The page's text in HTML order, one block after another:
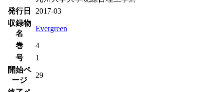
発行日
2017-03
収録物
名
Evergreen
巻
4
号
1
開始ペ
ージ
29